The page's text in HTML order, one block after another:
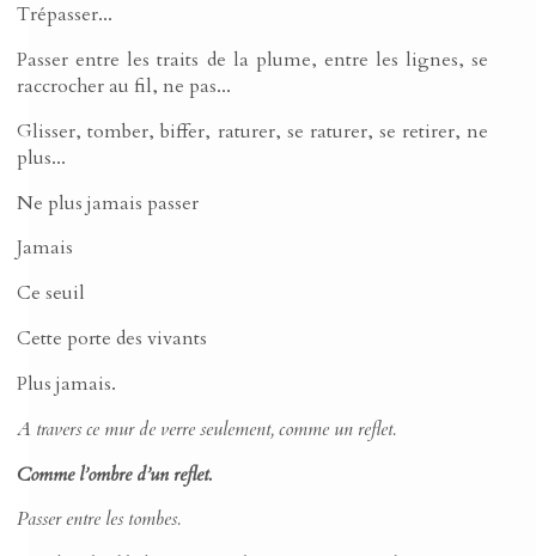
Trépasser...
Passer entre les traits de la plume, entre les lignes, se
raccrocher au fil, ne pas...
Glisser, tomber, biffer, raturer, se raturer, se retirer, ne
plus...
Ne plus jamais passer
Jamais
Ce seuil
Cette porte des vivants
Plus jamais.
A travers ce mur de verre seulement, comme un reflet.
Comme l’ombre d’un reflet.
Passer entre les tombes.